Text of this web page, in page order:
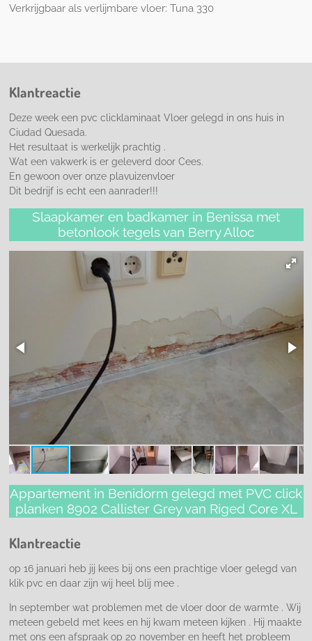
Verkrijgbaar als verlijmbare vloer: Tuna 330
Klantreactie
Deze week een pvc clicklaminaat Vloer gelegd in ons huis in
Ciudad Quesada.
Het resultaat is werkelijk prachtig .
Wat een vakwerk is er geleverd door Cees.
En gewoon over onze plavuizenvloer
Dit bedrijf is echt een aanrader!!!
Slaapkamer en badkamer in Benissa met
betonlook tegels van Berry Alloc
Appartement in Benidorm gelegd met PVC click
planken 8902 Callister Grey van Riged Core XL
Klantreactie
op 16 januari heb jij kees bij ons een prachtige vloer gelegd van
klik pvc en daar zijn wij heel blij mee .
In september wat problemen met de vloer door de warmte . Wij
meteen gebeld met kees en hij kwam meteen kijken . Hij maakte
met ons een afspraak op 20 november en heeft het probleem